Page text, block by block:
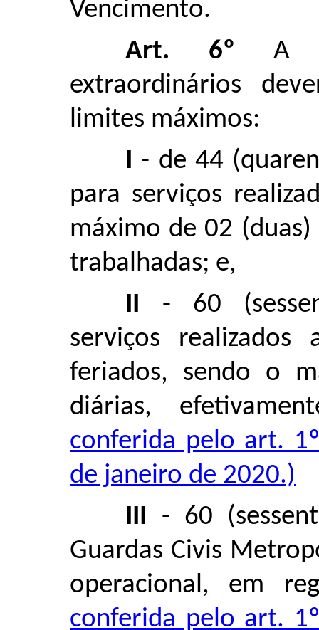
Vencimento.
Art. 6º A
extraordinários
limites máximos:
I - de 44
para serviços
máximo de 02
trabalhadas; e,
II - 60
serviços realizados
feriados, sendo o
diárias,
conferida pelo art.
de janeiro de 2020.)
III - 60
Guardas Civis
operacional, em
conferida pelo art.